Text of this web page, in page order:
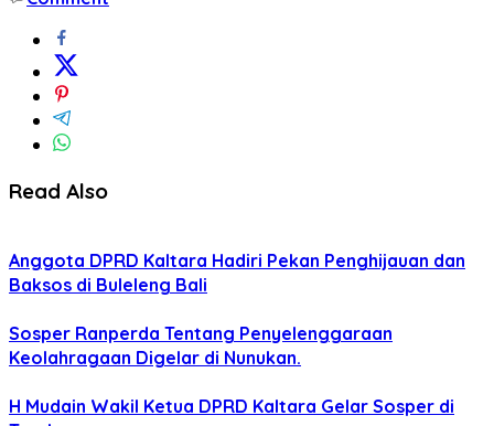
Read Also
Anggota DPRD Kaltara Hadiri Pekan Penghijauan dan
Baksos di Buleleng Bali
Sosper Ranperda Tentang Penyelenggaraan
Keolahragaan Digelar di Nunukan.
H Mudain Wakil Ketua DPRD Kaltara Gelar Sosper di